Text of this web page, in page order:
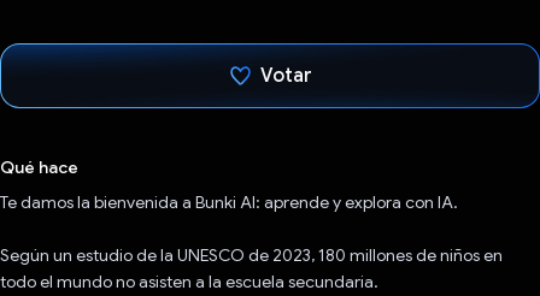
Votar
Qué hace
Te damos la bienvenida a Bunki AI: aprende y explora con IA.
Según un estudio de la UNESCO de 2023, 180 millones de niños en
todo el mundo no asisten a la escuela secundaria.